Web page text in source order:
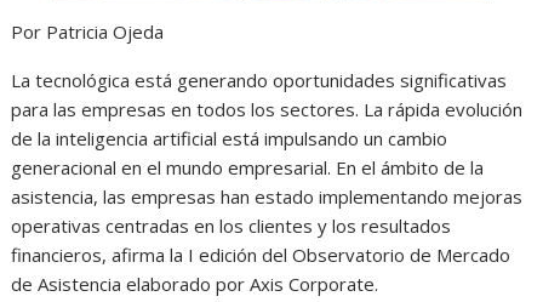
Por Patricia Ojeda
La tecnológica está generando oportunidades significativas
para las empresas en todos los sectores. La rápida evolución
de la inteligencia artificial está impulsando un cambio
generacional en el mundo empresarial. En el ámbito de la
asistencia, las empresas han estado implementando mejoras
operativas centradas en los clientes y los resultados
financieros, afirma la I edición del Observatorio de Mercado
de Asistencia elaborado por Axis Corporate.